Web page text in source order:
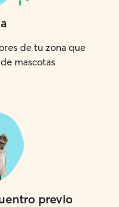
de tu zona que
mascotas
previo